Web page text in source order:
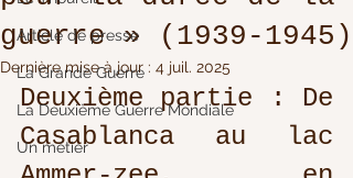
Article de presse
La Grande Guerre
La Deuxième Guerre Mondiale
Un métier
guerre » (1939-1945)
Dernière mise à jour : 4 juil. 2025
Deuxième partie : De
Casablanca au lac